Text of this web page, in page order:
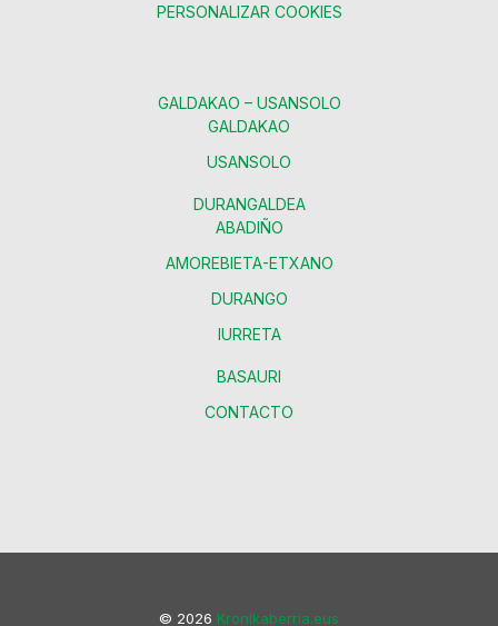
PERSONALIZAR COOKIES
GALDAKAO – USANSOLO
GALDAKAO
USANSOLO
DURANGALDEA
ABADIÑO
AMOREBIETA-ETXANO
DURANGO
IURRETA
BASAURI
CONTACTO
© 2026 Kronikaberria.eus